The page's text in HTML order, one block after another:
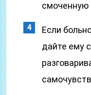
Если
дайте ему